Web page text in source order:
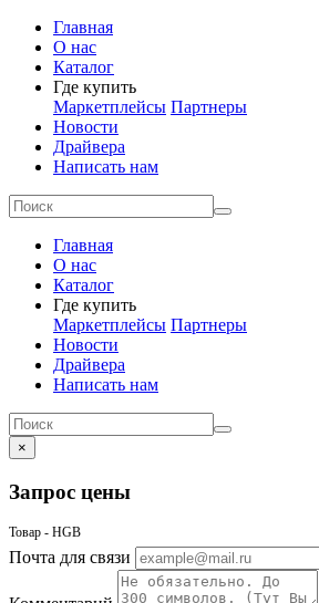
Главная
О нас
Каталог
Где купить
Маркетплейсы Партнеры
Новости
Драйвера
Написать нам
Главная
О нас
Каталог
Где купить
Маркетплейсы Партнеры
Новости
Драйвера
Написать нам
×
Запрос цены
Товар - HGB
Почта для связи